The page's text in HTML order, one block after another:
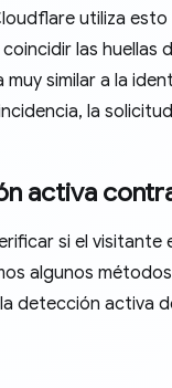
utiliza esto
las huellas
similar a la
la
activa
si el visitante
algunos métodos
detección activa